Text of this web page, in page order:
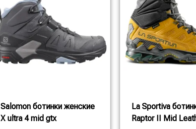
Salomon ботинки женские
X ultra 4 mid gtx
La Sportiva
Raptor II Mid